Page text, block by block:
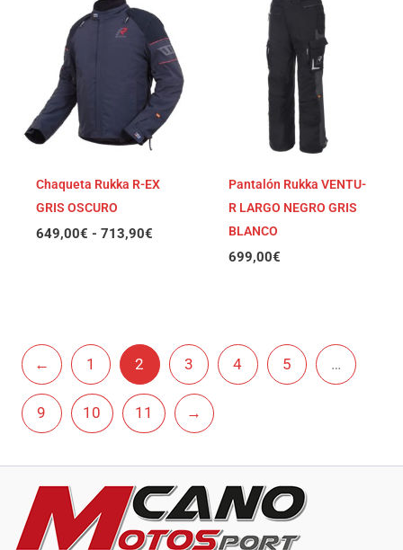
Chaqueta Rukka R-EX
GRIS OSCURO
649,00€ - 713,90€
de
precios:
desde
649,00€
hasta
713,90€
Pantalón Rukka VENTU-
R LARGO NEGRO GRIS
BLANCO
699,00€
← 1 2 3 4 5 …
9 10 11 →